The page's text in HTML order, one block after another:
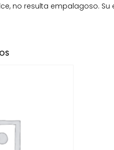
no resulta empalagoso.